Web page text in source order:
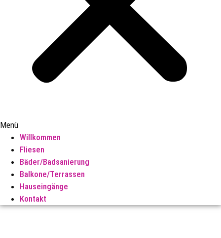
Menü
Willkommen
Fliesen
Bäder/Badsanierung
Balkone/Terrassen
Hauseingänge
Kontakt